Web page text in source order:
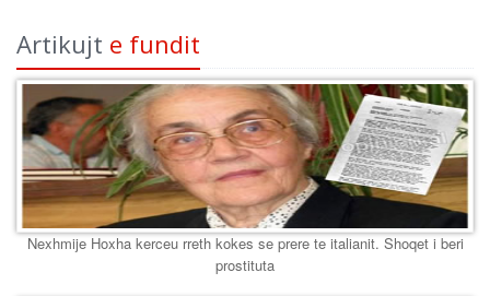
Artikujt e fundit
Nexhmije Hoxha kerceu rreth kokes se prere te italianit. Shoqet i beri
prostituta